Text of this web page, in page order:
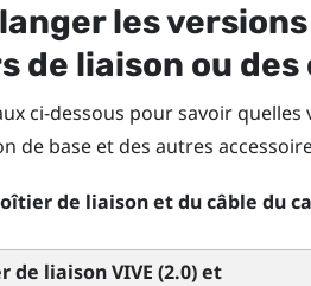
les
de liaison ou des
ci-dessous pour savoir
de base et des autres
de liaison et du câble du
de liaison VIVE (2.0)et